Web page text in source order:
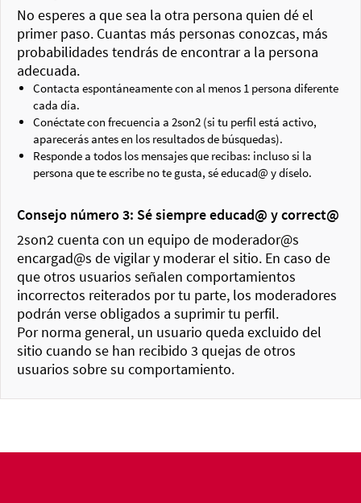
No esperes a que sea la otra persona quien dé el
primer paso. Cuantas más personas conozcas, más
probabilidades tendrás de encontrar a la persona
adecuada.
Contacta espontáneamente con al menos 1 persona diferente
cada día.
Conéctate con frecuencia a 2son2 (si tu perfil está activo,
aparecerás antes en los resultados de búsquedas).
Responde a todos los mensajes que recibas: incluso si la
persona que te escribe no te gusta, sé educad@ y díselo.
Consejo número 3: Sé siempre educad@ y correct@
2son2 cuenta con un equipo de moderador@s
encargad@s de vigilar y moderar el sitio. En caso de
que otros usuarios señalen comportamientos
incorrectos reiterados por tu parte, los moderadores
podrán verse obligados a suprimir tu perfil.
Por norma general, un usuario queda excluido del
sitio cuando se han recibido 3 quejas de otros
usuarios sobre su comportamiento.